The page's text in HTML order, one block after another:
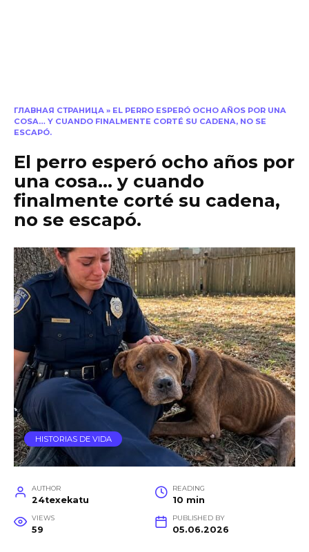
ГЛАВНАЯ СТРАНИЦА » EL PERRO ESPERÓ OCHO AÑOS POR UNA
COSA… Y CUANDO FINALMENTE CORTÉ SU CADENA, NO SE
ESCAPÓ.
El perro esperó ocho años por
una cosa… y cuando
finalmente corté su cadena,
no se escapó.
HISTORIAS DE VIDA
AUTHOR
24texekatu
READING
10 min
VIEWS
59
PUBLISHED BY
05.06.2026